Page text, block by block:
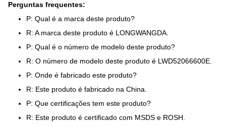
Perguntas frequentes:
P: Qual é a marca deste produto?
R: A marca deste produto é LONGWANGDA.
P: Qual é o número de modelo deste produto?
R: O número de modelo deste produto é LWD52066600E.
P: Onde é fabricado este produto?
R: Este produto é fabricado na China.
P: Que certificações tem este produto?
R: Este produto é certificado com MSDS e ROSH.